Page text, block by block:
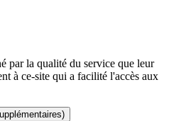
par la qualité du service que leur
à ce-site qui a facilité l'accès aux